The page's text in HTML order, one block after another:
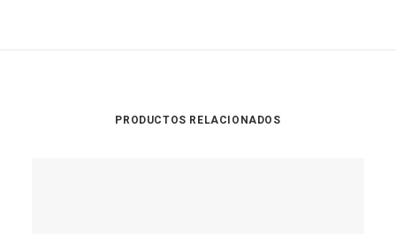
PRODUCTOS RELACIONADOS